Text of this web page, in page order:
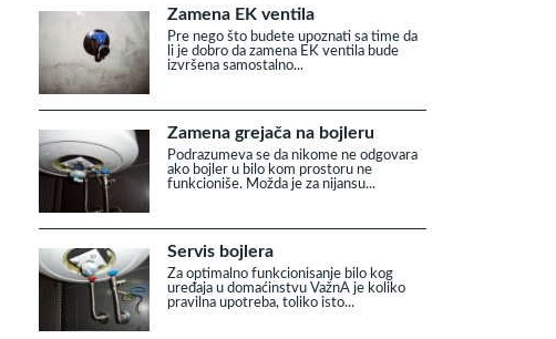
Zamena EK ventila
Pre nego što budete upoznati sa time da
li je dobro da zamena EK ventila bude
izvršena samostalno...
Zamena grejača na bojleru
Podrazumeva se da nikome ne odgovara
ako bojler u bilo kom prostoru ne
funkcioniše. Možda je za nijansu...
Servis bojlera
Za optimalno funkcionisanje bilo kog
uređaja u domaćinstvu VažnA je koliko
pravilna upotreba, toliko isto...